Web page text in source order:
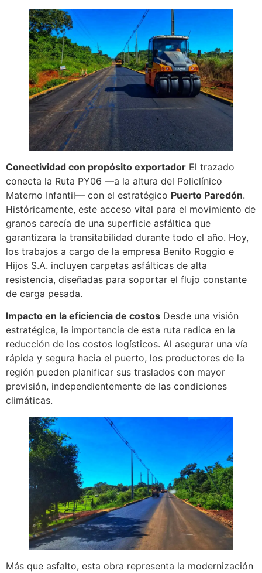
Conectividad con propósito exportador El trazado
conecta la Ruta PY06 —a la altura del Policlínico
Materno Infantil— con el estratégico Puerto Paredón.
Históricamente, este acceso vital para el movimiento de
granos carecía de una superficie asfáltica que
garantizara la transitabilidad durante todo el año. Hoy,
los trabajos a cargo de la empresa Benito Roggio e
Hijos S.A. incluyen carpetas asfálticas de alta
resistencia, diseñadas para soportar el flujo constante
de carga pesada.
Impacto en la eficiencia de costos Desde una visión
estratégica, la importancia de esta ruta radica en la
reducción de los costos logísticos. Al asegurar una vía
rápida y segura hacia el puerto, los productores de la
región pueden planificar sus traslados con mayor
previsión, independientemente de las condiciones
climáticas.
Más que asfalto, esta obra representa la modernización